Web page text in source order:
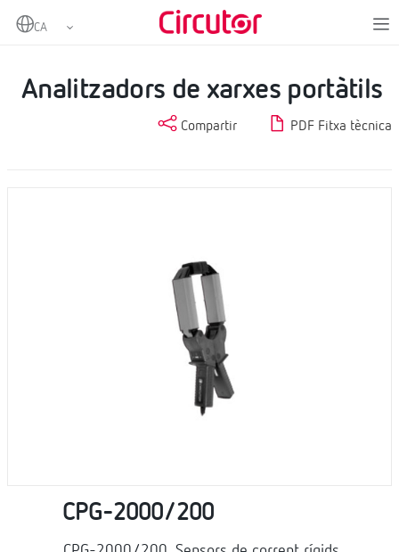
Home
Mesurament i control
Analitzadors de xarxes portàtils
Compartir PDF Fitxa tècnica
CPG-2000/200